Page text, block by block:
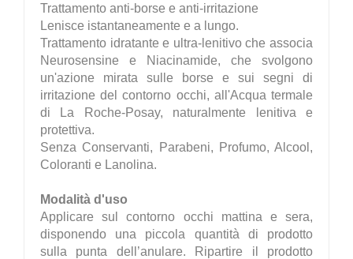
Trattamento anti-borse e anti-irritazione
Lenisce istantaneamente e a lungo.
Trattamento idratante e ultra-lenitivo che associa
Neurosensine e Niacinamide, che svolgono
un'azione mirata sulle borse e sui segni di
irritazione del contorno occhi, all'Acqua termale
di La Roche-Posay, naturalmente lenitiva e
protettiva.
Senza Conservanti, Parabeni, Profumo, Alcool,
Coloranti e Lanolina.
Modalità d'uso
Applicare sul contorno occhi mattina e sera,
disponendo una piccola quantità di prodotto
sulla punta dell’anulare. Ripartire il prodotto